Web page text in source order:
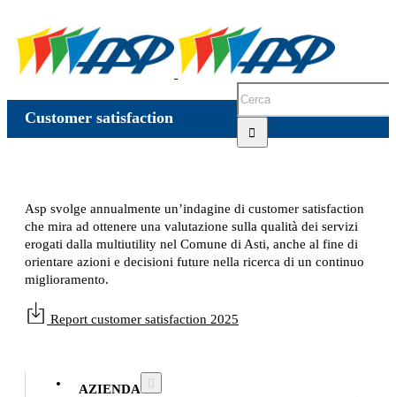
Customer satisfaction
Asp svolge annualmente un’indagine di customer satisfaction
che mira ad ottenere una valutazione sulla qualità dei servizi
erogati dalla multiutility nel Comune di Asti, anche al fine di
orientare azioni e decisioni future nella ricerca di un continuo
miglioramento.
Report customer satisfaction 2025
AZIENDA